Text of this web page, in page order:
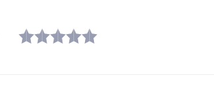
日本製